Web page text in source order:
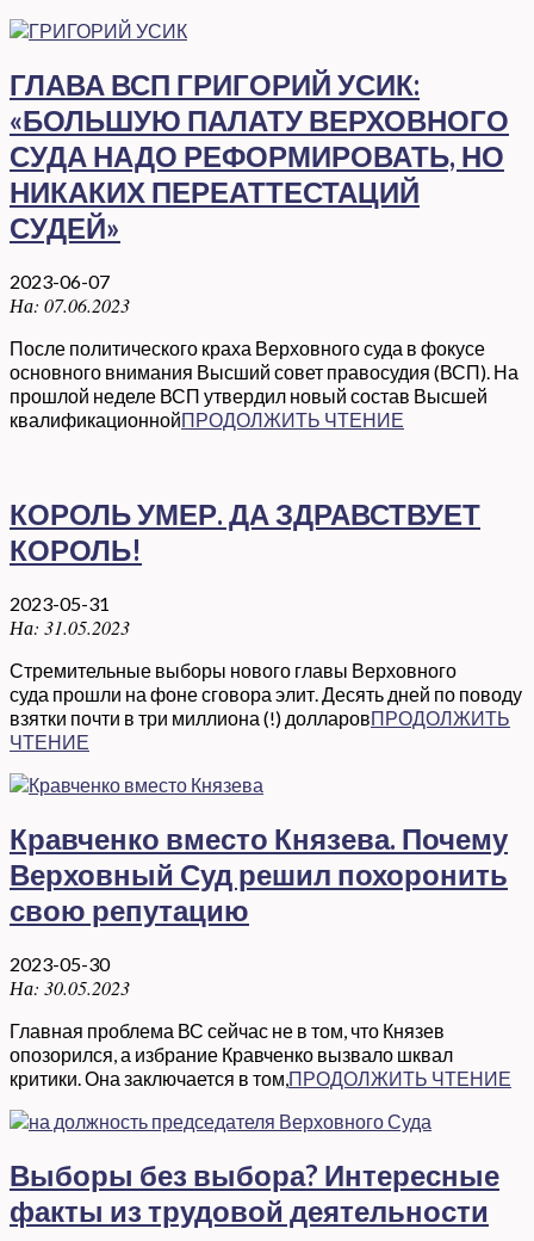
ГЛАВА ВСП ГРИГОРИЙ УСИК:
«БОЛЬШУЮ ПАЛАТУ ВЕРХОВНОГО
СУДА НАДО РЕФОРМИРОВАТЬ, НО
НИКАКИХ ПЕРЕАТТЕСТАЦИЙ
СУДЕЙ»
2023-06-07
На: 07.06.2023
После политического краха Верховного суда в фокусе
основного внимания Высший совет правосудия (ВСП). На
прошлой неделе ВСП утвердил новый состав Высшей
квалификационнойПРОДОЛЖИТЬ ЧТЕНИЕ
КОРОЛЬ УМЕР. ДА ЗДРАВСТВУЕТ
КОРОЛЬ!
2023-05-31
На: 31.05.2023
Стремительные выборы нового главы Верховного
суда прошли на фоне сговора элит. Десять дней по поводу
взятки почти в три миллиона (!) долларовПРОДОЛЖИТЬ
ЧТЕНИЕ
Кравченко вместо Князева. Почему
Верховный Суд решил похоронить
свою репутацию
2023-05-30
На: 30.05.2023
Главная проблема ВС сейчас не в том, что Князев
опозорился, а избрание Кравченко вызвало шквал
критики. Она заключается в том,ПРОДОЛЖИТЬ ЧТЕНИЕ
Выборы без выбора? Интересные
факты из трудовой деятельности